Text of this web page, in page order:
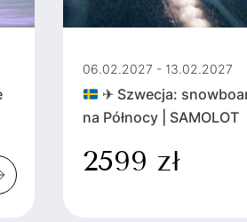
06.02.2027 - 13.02.2027
✈ Szwecja:
na Północy | SAMOLOT
2599 zł